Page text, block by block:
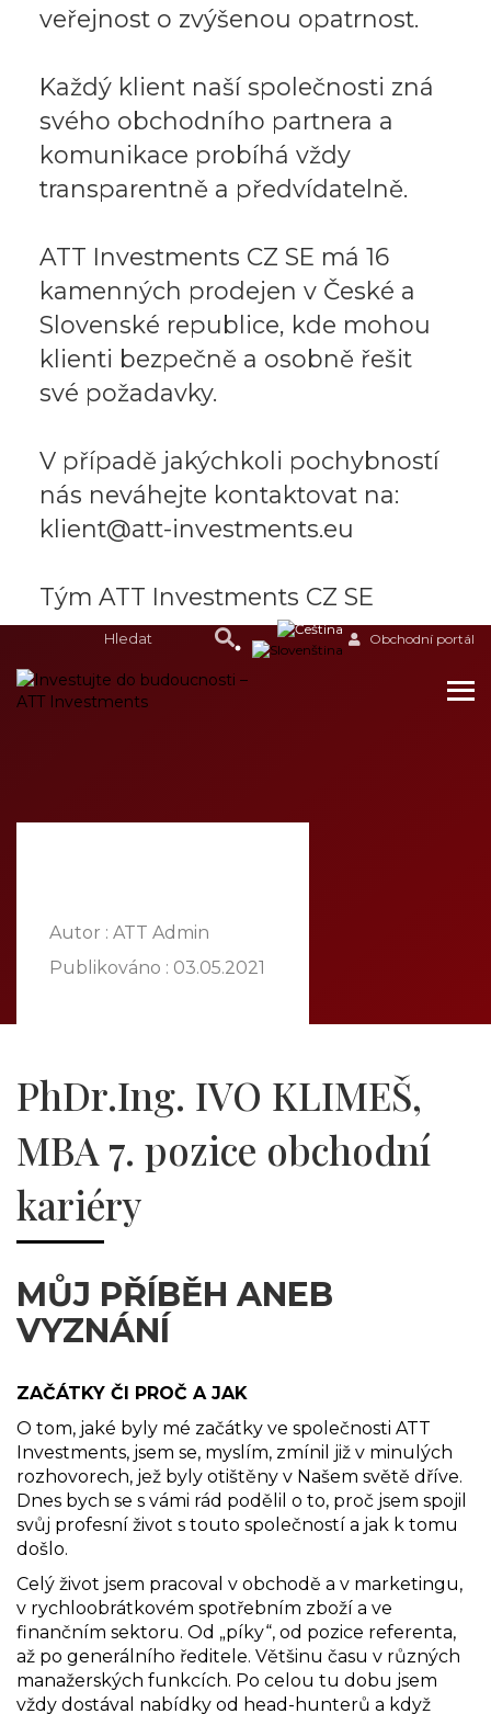
veřejnost o zvýšenou opatrnost.
Každý klient naší společnosti zná
svého obchodního partnera a
komunikace probíhá vždy
transparentně a předvídatelně.
ATT Investments CZ SE má 16
kamenných prodejen v České a
Slovenské republice, kde mohou
klienti bezpečně a osobně řešit
své požadavky.
V případě jakýchkoli pochybností
nás neváhejte kontaktovat na:
klient@att-investments.eu
Tým ATT Investments CZ SE
Obchodní portál
NABÍDKA
KONTAKT
Autor : ATT Admin
Publikováno : 03.05.2021
PhDr.Ing. IVO KLIMEŠ,
MBA 7. pozice obchodní
kariéry
MŮJ PŘÍBĚH ANEB
VYZNÁNÍ
ZAČÁTKY ČI PROČ A JAK
O tom, jaké byly mé začátky ve společnosti ATT
Investments, jsem se, myslím, zmínil již v minulých
rozhovorech, jež byly otištěny v Našem světě dříve.
Dnes bych se s vámi rád podělil o to, proč jsem spojil
svůj profesní život s touto společností a jak k tomu
došlo.
Celý život jsem pracoval v obchodě a v marketingu,
v rychloobrátkovém spotřebním zboží a ve
finančním sektoru. Od „píky“, od pozice referenta,
až po generálního ředitele. Většinu času v různých
manažerských funkcích. Po celou tu dobu jsem
vždy dostával nabídky od head-hunterů a když